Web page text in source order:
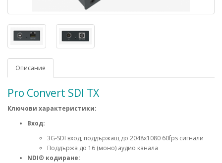
Описание
Pro Convert SDI TX
Ключови характеристики:
Вход:
3G-SDI вход, поддържащ до 2048x1080 60fps сигнали
Поддържа до 16 (моно) аудио канала
NDI® кодиране: